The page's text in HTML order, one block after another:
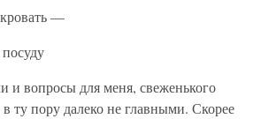
—
и вопросы для меня, свеженького
ту пору далеко не главными. Скорее